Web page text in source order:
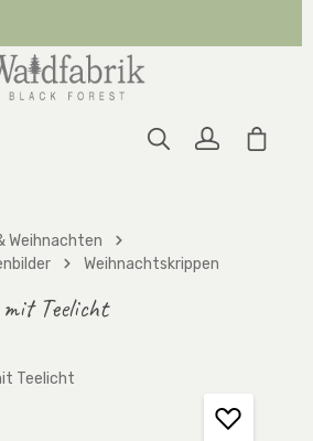
Weihnachten
Weihnachtskrippen
Teelicht